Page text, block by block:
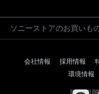
ソニーストアのお買いも
会社情報 採用情報
環境情報